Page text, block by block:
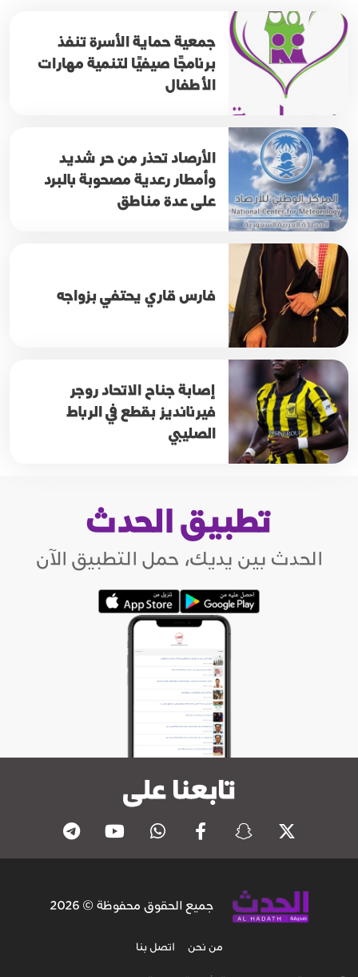
جمعية حماية الأسرة تنفذ
برنامجًا صيفيًا لتنمية مهارات
الأطفال
الأرصاد تحذر من حر شديد
وأمطار رعدية مصحوبة بالبرد
على عدة مناطق
فارس قاري يحتفي بزواجه
إصابة جناح الاتحاد روجر
فيرنانديز بقطع في الرباط
الصليبي
تطبيق الحدث
الحدث بين يديك، حمل التطبيق الآن
تابعنا على
جميع الحقوق محفوظة © 2026
من نحن اتصل بنا